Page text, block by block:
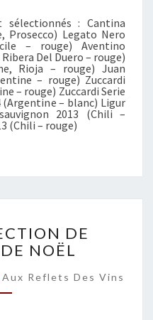
S
sélectionnés : Cantina
Legato Nero
– rouge) Aventino
Del Duero – rouge)
Rioja – rouge) Juan
– rouge) Zuccardi
– rouge) Zuccardi Serie
(Argentine – blanc) Ligur
2013 (Chili –
(Chili – rouge)
DE
NOËL
Aux Reflets Des Vins